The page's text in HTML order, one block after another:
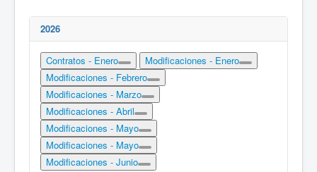
2026
Contratos - Enero
Modificaciones - Enero
Modificaciones - Febrero
Modificaciones - Marzo
Modificaciones - Abril
Modificaciones - Mayo
Modificaciones - Mayo
Modificaciones - Junio